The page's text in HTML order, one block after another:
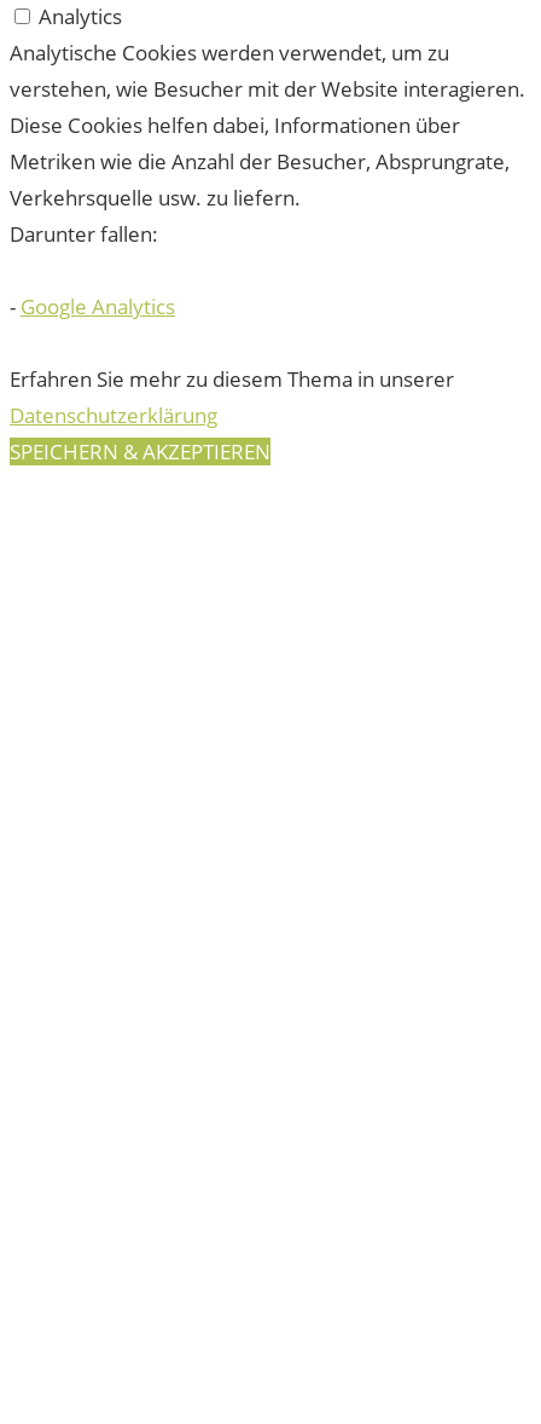
Analytics
Analytische Cookies werden verwendet, um zu
verstehen, wie Besucher mit der Website interagieren.
Diese Cookies helfen dabei, Informationen über
Metriken wie die Anzahl der Besucher, Absprungrate,
Verkehrsquelle usw. zu liefern.
Darunter fallen:
- Google Analytics
Erfahren Sie mehr zu diesem Thema in unserer
Datenschutzerklärung
SPEICHERN & AKZEPTIEREN